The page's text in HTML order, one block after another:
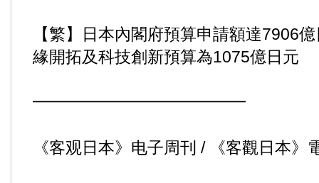
【繁】日本內閣府預算申請額達7906
緣開拓及科技創新預算為1075億日元
━━━━━━━━━━━━━
《客观日本》电子周刊 / 《客觀日本》